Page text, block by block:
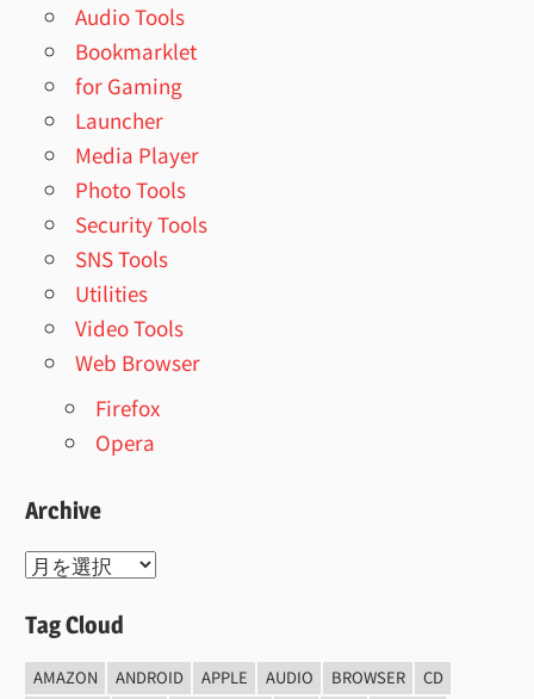
Audio Tools
Bookmarklet
for Gaming
Launcher
Media Player
Photo Tools
Security Tools
SNS Tools
Utilities
Video Tools
Web Browser
Firefox
Opera
Archive
Archive
Tag Cloud
AMAZON ANDROID APPLE AUDIO BROWSER CD